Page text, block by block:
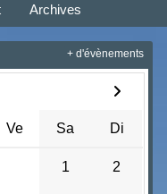
Archives
Ve Sa Di
1 2
+ d'évènements